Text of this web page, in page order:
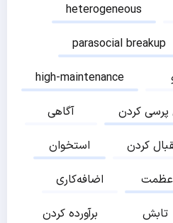
heterogeneous
parasocial breakup
high-maintenance
آگاهی
پرسی کردن
استخوان
کردن
اضافه‌کاری
برآورده کردن
تابش